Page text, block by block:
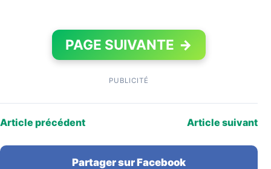
PAGE SUIVANTE →
PUBLICITÉ
Article précédent Article suivant
Partager sur Facebook